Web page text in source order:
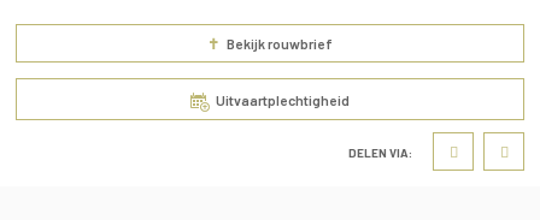
DELEN VIA:
✝ Bekijk rouwbrief
Uitvaartplechtigheid